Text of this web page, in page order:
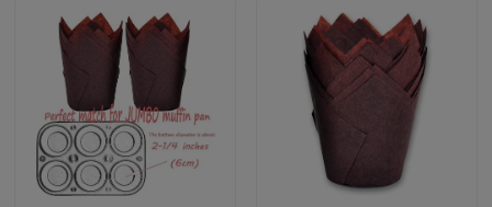
Haus
Produkte